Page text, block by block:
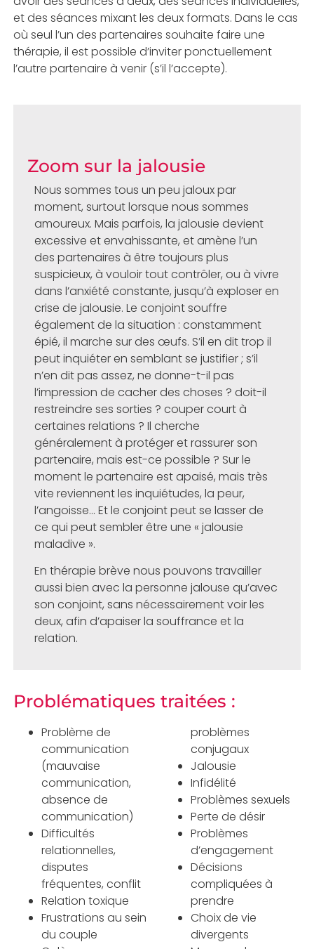
et des séances mixant les deux formats. Dans le cas
où seul l’un des partenaires souhaite faire une
thérapie, il est possible d’inviter ponctuellement
l’autre partenaire à venir (s’il l’accepte).
Zoom sur la jalousie
Nous sommes tous un peu jaloux par
moment, surtout lorsque nous sommes
amoureux. Mais parfois, la jalousie devient
excessive et envahissante, et amène l’un
des partenaires à être toujours plus
suspicieux, à vouloir tout contrôler, ou à vivre
dans l’anxiété constante, jusqu’à exploser en
crise de jalousie. Le conjoint souffre
également de la situation : constamment
épié, il marche sur des œufs. S’il en dit trop il
peut inquiéter en semblant se justifier ; s’il
n’en dit pas assez, ne donne-t-il pas
l’impression de cacher des choses ? doit-il
restreindre ses sorties ? couper court à
certaines relations ? Il cherche
généralement à protéger et rassurer son
partenaire, mais est-ce possible ? Sur le
moment le partenaire est apaisé, mais très
vite reviennent les inquiétudes, la peur,
l’angoisse… Et le conjoint peut se lasser de
ce qui peut sembler être une « jalousie
maladive ».
En thérapie brève nous pouvons travailler
aussi bien avec la personne jalouse qu’avec
son conjoint, sans nécessairement voir les
deux, afin d’apaiser la souffrance et la
relation.
Problématiques traitées :
Problème de
communication
(mauvaise
communication,
absence de
communication)
Difficultés
relationnelles,
disputes
fréquentes, conflit
Relation toxique
Frustrations au sein
du couple
problèmes
conjugaux
Jalousie
Infidélité
Problèmes sexuels
Perte de désir
Problèmes
d’engagement
Décisions
compliquées à
prendre
Choix de vie
divergents